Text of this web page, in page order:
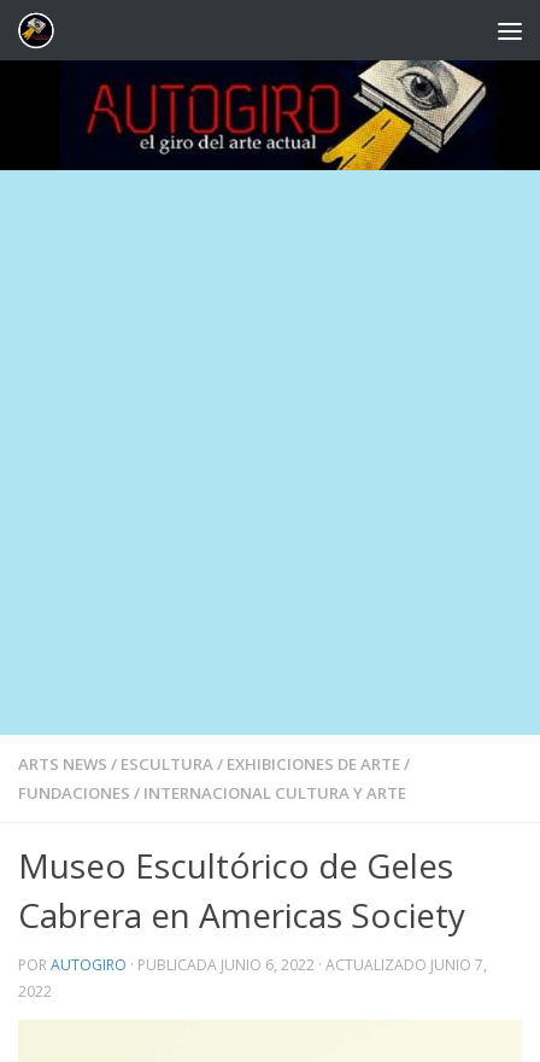
Saltar al contenido
ARTS NEWS / ESCULTURA/ EXHIBICIONES DE ARTE/
FUNDACIONES / INTERNACIONAL CULTURA Y ARTE
Museo Escultórico de Geles
Cabrera en Americas Society
PORAUTOGIRO · PUBLICADA JUNIO 6, 2022 · ACTUALIZADO JUNIO 7,
2022